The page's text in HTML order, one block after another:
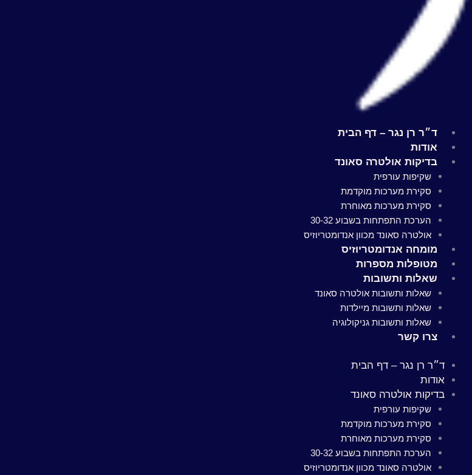
ד״ר רן נגר – דף הבית
אודות
בדיקות אולטרה סאונד
שקיפות עורפית
סקירת מערכות מוקדמת
סקירת מערכות מאוחרת
הערכת התפתחות בשבוע 30-32
אולטרה סאונד מכוון אנדומטריוזיס
מומחה אנדומטריוזיס
מטופלות מספרות
שאלות ותשובות
שאלות ותשובות אולטרה סאונד
שאלות ותשובות מיילדות
שאלות ותשובות גניקולוגיה
צרו קשר
ד״ר רן נגר – דף הבית
אודות
בדיקות אולטרה סאונד
שקיפות עורפית
סקירת מערכות מוקדמת
סקירת מערכות מאוחרת
הערכת התפתחות בשבוע 30-32
אולטרה סאונד מכוון אנדומטריוזיס